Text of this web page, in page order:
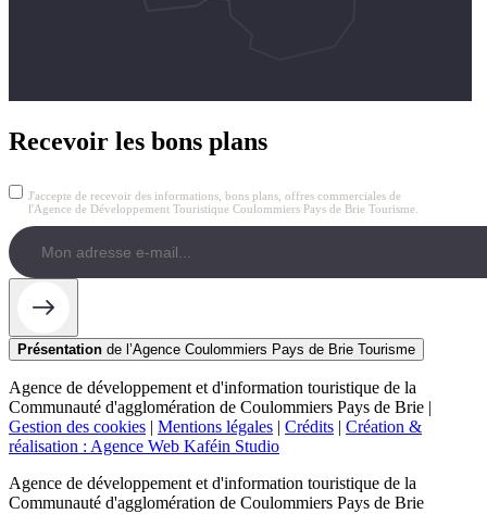
Recevoir les bons plans
J'accepte de recevoir des informations, bons plans, offres commerciales de
l'Agence de Développement Touristique Coulommiers Pays de Brie Tourisme.
Présentation de l’Agence Coulommiers Pays de Brie Tourisme
Agence de développement et d'information touristique de la
Communauté d'agglomération de Coulommiers Pays de Brie |
Gestion des cookies | Mentions légales | Crédits | Création &
réalisation : Agence Web Kaféin Studio
Agence de développement et d'information touristique de la
Communauté d'agglomération de Coulommiers Pays de Brie